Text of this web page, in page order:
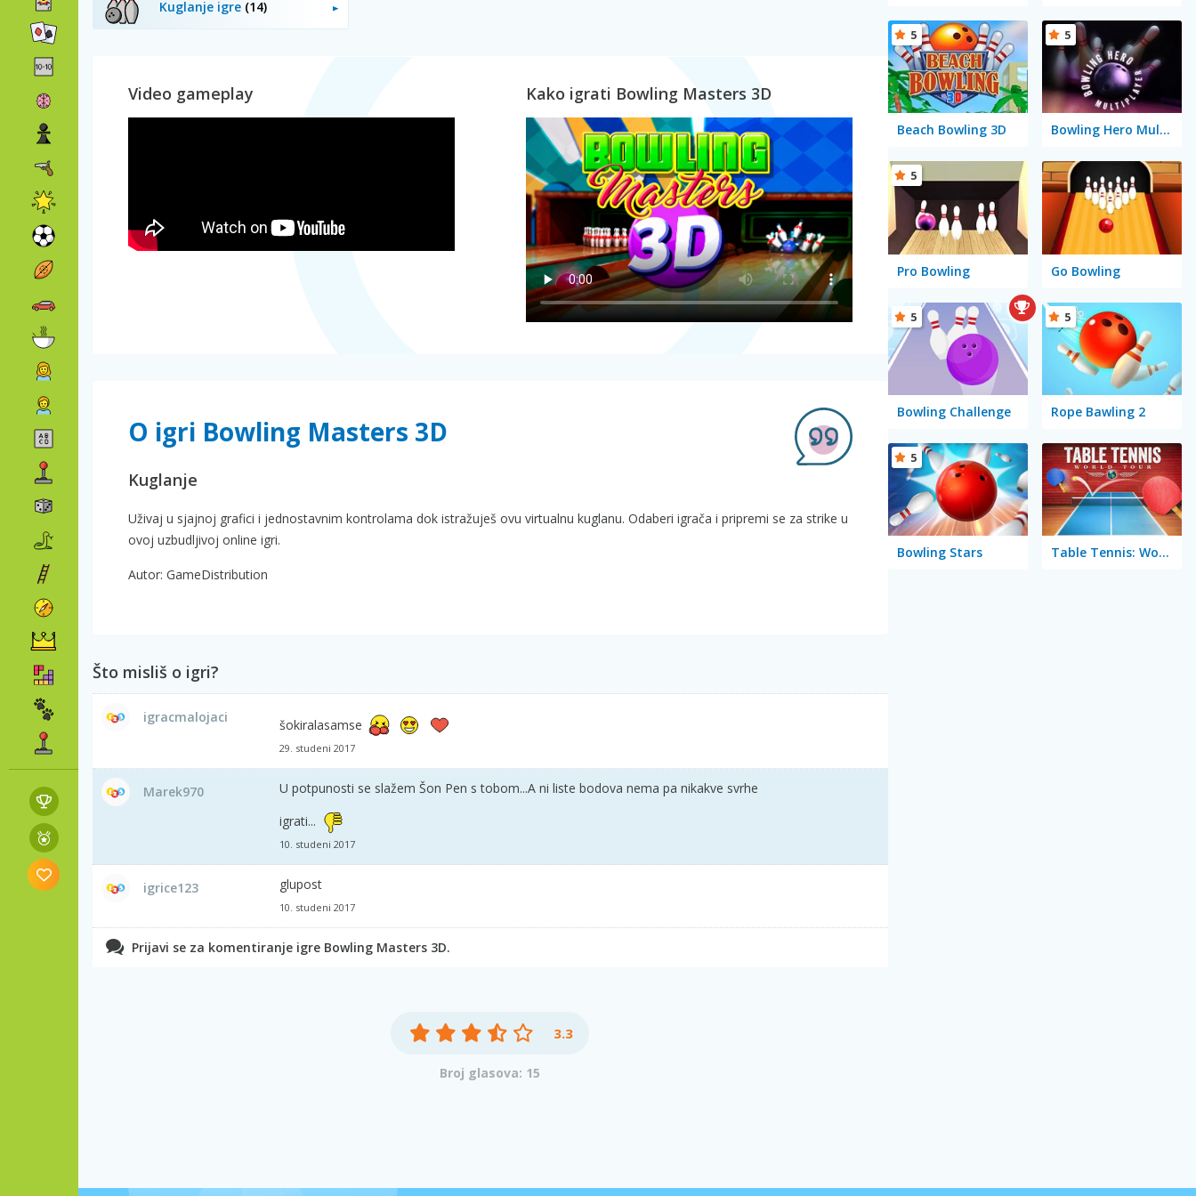
Kuglanje igre (14)
Video gameplay Kako igrati Bowling Masters 3D
O igri Bowling Masters 3D
Kuglanje
Uživaj u sjajnoj grafici i jednostavnim kontrolama dok istražuješ ovu virtualnu kuglanu. Odaberi igrača i pripremi se za strike u
ovoj uzbudljivoj online igri.
Autor: GameDistribution
Što misliš o igri?
igracmalojaci šokiralasamse
29. studeni 2017
Marek970
U potpunosti se slažem Šon Pen s tobom...A ni liste bodova nema pa nikakve svrhe
igrati...
10. studeni 2017
igrice123 glupost
10. studeni 2017
Prijavi se za komentiranje igre Bowling Masters 3D.
3.3
Broj glasova: 15
Beach Bowling 3D
5
Bowling Hero Multiplayer
5
Pro Bowling
5
Go Bowling
Bowling Challenge
5
Rope Bawling 2
5
Bowling Stars
5
Table Tennis: World Tour